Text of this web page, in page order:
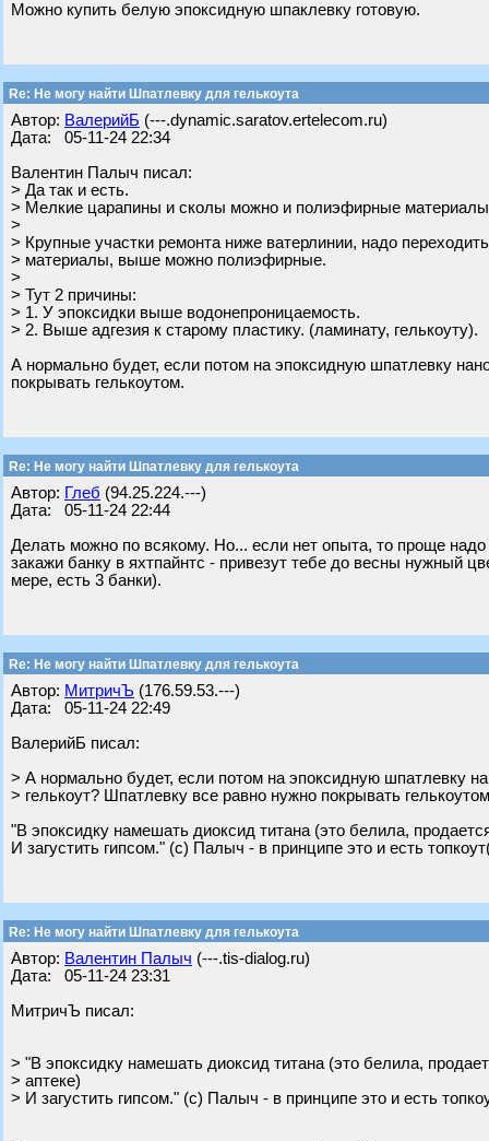
Можно купить белую эпоксидную шпаклевку готовую.
Re: Не могу найти Шпатлевку для гелькоута
Автор: ВалерийБ (---.dynamic.saratov.ertelecom.ru)
Дата: 05-11-24 22:34
Валентин Палыч писал:
> Да так и есть.
> Мелкие царапины и сколы можно и полиэфирные
>
> Крупные участки ремонта ниже ватерлинии, надо
> материалы, выше можно полиэфирные.
>
> Тут 2 причины:
> 1. У эпоксидки выше водонепроницаемость.
> 2. Выше адгезия к старому пластику. (ламинату, гелькоуту).
А нормально будет, если потом на эпоксидную шпатлевку
покрывать гелькоутом.
Re: Не могу найти Шпатлевку для гелькоута
Автор: Глеб (94.25.224.---)
Дата: 05-11-24 22:44
Делать можно по всякому. Но... если нет опыта, то проще
закажи банку в яхтпайнтс - привезут тебе до весны нужный
мере, есть 3 банки).
Re: Не могу найти Шпатлевку для гелькоута
Автор: МитричЪ (176.59.53.---)
Дата: 05-11-24 22:49
ВалерийБ писал:
> А нормально будет, если потом на эпоксидную шпатлевку
> гелькоут? Шпатлевку все равно нужно покрывать
"В эпоксидку намешать диоксид титана (это белила,
И загустить гипсом." (с) Палыч - в принципе это и есть
Re: Не могу найти Шпатлевку для гелькоута
Автор: Валентин Палыч (---.tis-dialog.ru)
Дата: 05-11-24 23:31
МитричЪ писал:
> "В эпоксидку намешать диоксид титана (это белила,
> аптеке)
> И загустить гипсом." (с) Палыч - в принципе это и есть